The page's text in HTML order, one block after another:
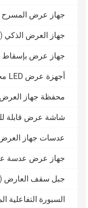
جهاز عرض المسرح
جهاز العرض الذكي DLP
جهاز عرض بإسقاط
أجهزة عرض LED محمولة
محفظة جهاز
شاشة عرض قابلة
عدسات جهاز
جهاز عرض عدسة
جبل سقف العارض (7)
السبورة التفاعلية